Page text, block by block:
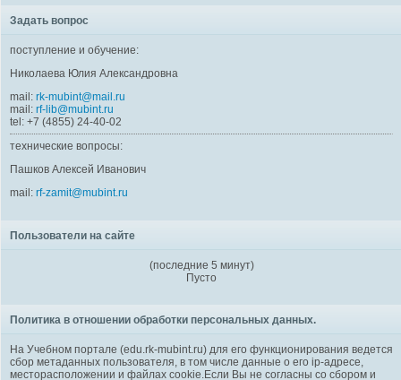
Задать вопрос
поступление и обучение:
Николаева Юлия Александровна
mail: rk-mubint@mail.ru
mail: rf-lib@mubint.ru
tel: +7 (4855) 24-40-02
технические вопросы:
Пашков Алексей Иванович
mail: rf-zamit@mubint.ru
Пользователи на сайте
(последние 5 минут)
Пусто
Политика в отношении обработки персональных данных.
На Учебном портале (edu.rk-mubint.ru) для его функционирования ведется
сбор метаданных пользователя, в том числе данные о его ip-адресе,
месторасположении и файлах cookie.Если Вы не согласны со сбором и